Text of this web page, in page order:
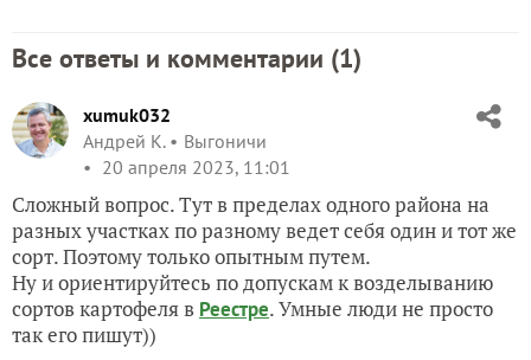
Все ответы и комментарии (1)
xumuk032
Андрей К.
Выгоничи
20 апреля 2023, 11:01
Сложный вопрос. Тут в пределах одного района на
разных участках по разному ведет себя один и тот же
сорт. Поэтому только опытным путем.
Ну и ориентируйтесь по допускам к возделыванию
сортов картофеля в Реестре. Умные люди не просто
так его пишут))